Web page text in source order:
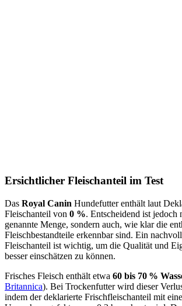
Ersichtlicher Fleischanteil im Test
Das Royal Canin Hundefutter enthält laut
Fleischanteil von 0 %. Entscheidend ist jedoch
genannte Menge, sondern auch, wie klar die
Fleischbestandteile erkennbar sind. Ein
Fleischanteil ist wichtig, um die Qualität und
besser einschätzen zu können.
Frisches Fleisch enthält etwa 60 bis 70 %
Britannica). Bei Trockenfutter wird dieser
indem der deklarierte Frischfleischanteil mit